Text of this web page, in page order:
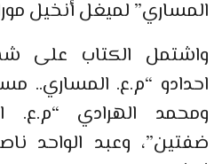
المساري” لميغل أنخيل
واشتمل الكتاب على
احدادو “م.ع. المساري..
ومحمد الهرادي “م.ع.
ضفتين”، وعبد الواحد